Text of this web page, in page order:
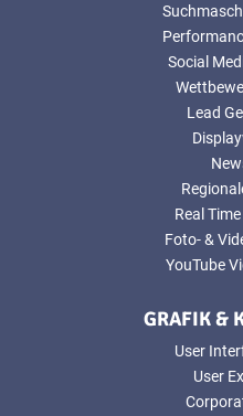
Social
Lead
Real
Foto- &
YouTube
GRAFIK &
User
User